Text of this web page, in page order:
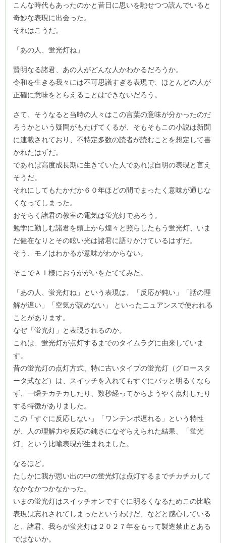
こんな時代もあったのかと昔日に思いを馳せつつ読んでいると
奇妙な表現に出会った。
それはこうだ。
「あの人、蛍光灯ね」
賢明なる諸君、あの人がどんな人かわかるだろうか。
令和を生きる我々には不可思議すぎる表現で、ほとんどの人が
正確に意味をとらえることはできないだろう。
さて、そうなると当時の人々はこの言葉の意味が分かったのだ
ろうかという疑問がもたげてくるが、そもそもこの小説は新聞
に連載されており、不特定多数の読者が読むことを想定して書
かれたはずだ。
であれば高度成長期に生きていた人であれば自明の表現と言え
そうだ。
それにしてもたかだか６０年ほどの間でまったく意味が通じな
くなってしまった。
おそらく諸君の教室の電気は蛍光灯であろう。
勉学に勤しむ諸君を頭上から煌々と照らしたもう蛍光灯、いま
だ健在なりとその眩い光は諸君に語りかけているはずだ。
そう、モノはわかるが意味がわからない。
そこでＡＩ様におうかがいをたててみた。
「あの人、蛍光灯ね」という表現は、「反応が鈍い」「話の理
解が遅い」「空気が読めない」 といったニュアンスで使われる
ことがあります。
なぜ「蛍光灯」と表現されるのか。
これは、蛍光灯が点灯するまでのタイムラグに由来していま
す。
昔の蛍光灯の点灯方式、特に古いタイプの蛍光灯（グロースタ
ータ式など）は、スイッチを入れてもすぐにパッと明るくなら
ず、一瞬チカチカしたり、数秒経ってからようやく点灯したり
する特徴がありました。
この「すぐに反応しない」「ワンテンポ遅れる」という特性
が、人の理解力や反応の鈍さになぞらえられた結果、「蛍光
灯」という比喩表現が生まれました。
なるほど。
たしかに我が思い出の中の蛍光灯は点灯するまでチカチカして
なかなかつかなかった。
いまの蛍光灯はスイッチオンですぐに明るくなるためこの比喩
表現は忘れされてしまったというわけだ、などと感心している
と、諸君、我らが蛍光灯は２０２７年をもって製造禁止とある
ではないか。